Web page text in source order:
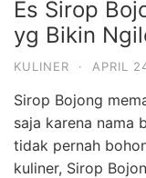
Es Sirop
yg Bikin
KULINER · APRIL
Sirop Bojong
saja karena nama
tidak pernah
kuliner, Sirop